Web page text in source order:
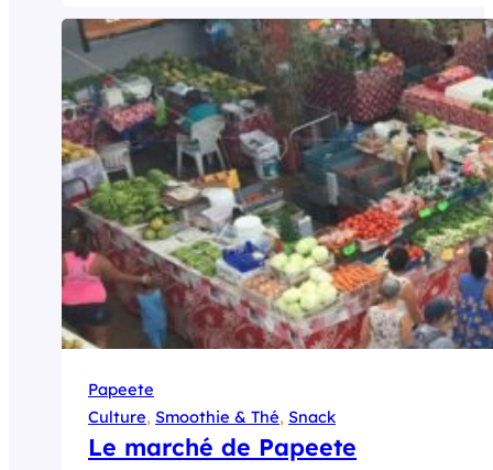
Papeete
Culture, Smoothie & Thé, Snack
Le marché de Papeete